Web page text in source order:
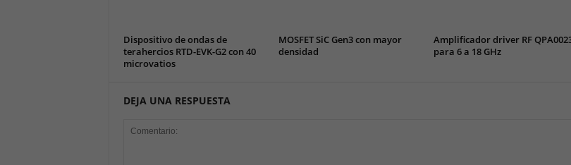
Dispositivo de ondas de
terahercios RTD-EVK-G2 con 40
microvatios
MOSFET SiC Gen3 con mayor
densidad
Amplificador driver RF
para 6 a 18 GHz
DEJA UNA RESPUESTA